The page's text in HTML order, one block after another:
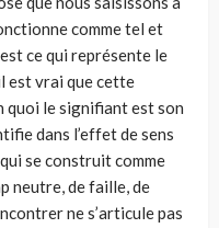
comme tel et
ce qui repré­sente le
est vrai que cette
quoi le signifiant est son
dans l’effet de sens
se construit comme
neutre, de faille, de
ne s’articule pas